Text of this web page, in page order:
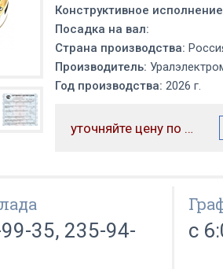
Конструктивное
Посадка на вал:
Страна производства:
Производитель:
Год производства: 2026 г.
уточняйте цену по телефону
35, 235-94-
с